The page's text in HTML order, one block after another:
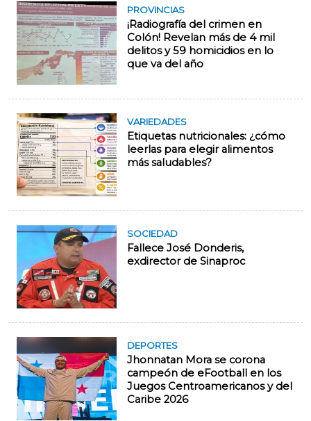
PROVINCIAS
¡Radiografía del crimen en
Colón! Revelan más de 4 mil
delitos y 59 homicidios en lo
que va del año
VARIEDADES
Etiquetas nutricionales: ¿cómo
leerlas para elegir alimentos
más saludables?
SOCIEDAD
Fallece José Donderis,
exdirector de Sinaproc
DEPORTES
Jhonnatan Mora se corona
campeón de eFootball en los
Juegos Centroamericanos y del
Caribe 2026